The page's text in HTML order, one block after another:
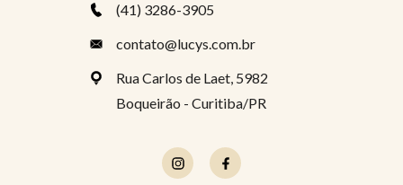
(41) 3286-3905
contato@lucys.com.br
Rua Carlos de Laet, 5982
Boqueirão - Curitiba/PR